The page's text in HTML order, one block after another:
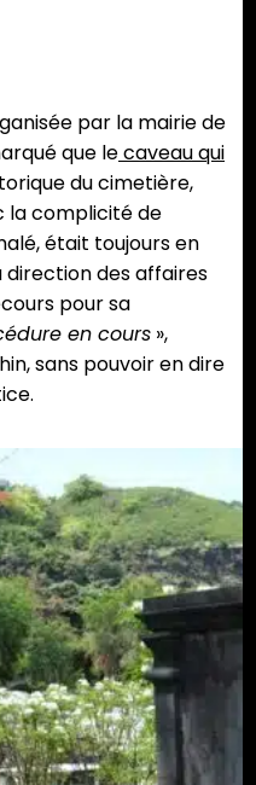
par la mairie de
que lecaveau qui
du cimetière,
la complicité de
était toujours en
direction des affaires
pour sa
en cours »,
sans pouvoir en dire